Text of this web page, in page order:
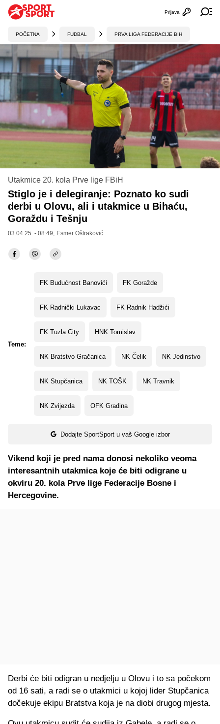
Otvori
Prijava
POČETNA FUDBAL PRVA LIGA FEDERACIJE BIH
Utakmice 20. kola Prve lige FBiH
Stiglo je i delegiranje: Poznato ko sudi
derbi u Olovu, ali i utakmice u Bihaću,
Goraždu i Tešnju
03.04.25. - 08:49, Esmer Oštraković
Teme:
FK Budućnost Banovići FK Goražde
FK Radnički Lukavac FK Radnik Hadžići
FK Tuzla City HNK Tomislav
NK Bratstvo Gračanica NK Čelik NK Jedinstvo
NK Stupčanica NK TOŠK NK Travnik
NK Zvijezda OFK Gradina
Dodajte SportSport u vaš Google izbor
Vikend koji je pred nama donosi nekoliko veoma
interesantnih utakmica koje će biti odigrane u
okviru 20. kola Prve lige Federacije Bosne i
Hercegovine.
Derbi će biti odigran u nedjelju u Olovu i to sa počekom
od 16 sati, a radi se o utakmici u kojoj lider Stupčanica
dočekuje ekipu Bratstva koja je na diobi drugog mjesta.